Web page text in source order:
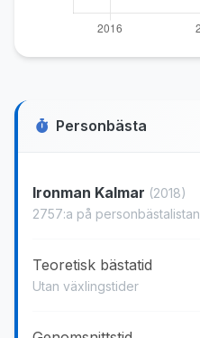
Personbästa
Ironman Kalmar (2018)
2757:a på personbästalistan
Teoretisk bästatid
Utan växlingstider